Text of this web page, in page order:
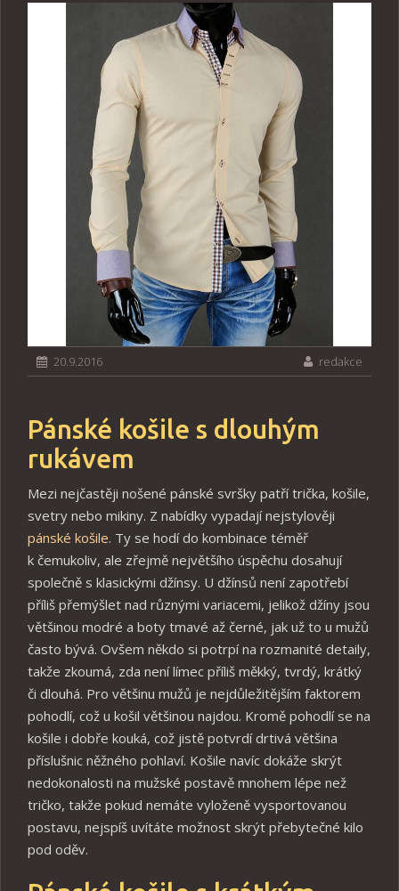
20.9.2016 redakce
Pánské košile s dlouhým
rukávem
Mezi nejčastěji nošené pánské svršky patří trička, košile,
svetry nebo mikiny. Z nabídky vypadají nejstylověji
pánské košile. Ty se hodí do kombinace téměř
k čemukoliv, ale zřejmě největšího úspěchu dosahují
společně s klasickými džínsy. U džínsů není zapotřebí
příliš přemýšlet nad různými variacemi, jelikož džíny jsou
většinou modré a boty tmavé až černé, jak už to u mužů
často bývá. Ovšem někdo si potrpí na rozmanité detaily,
takže zkoumá, zda není límec příliš měkký, tvrdý, krátký
či dlouhá. Pro většinu mužů je nejdůležitějším faktorem
pohodlí, což u košil většinou najdou. Kromě pohodlí se na
košile i dobře kouká, což jistě potvrdí drtivá většina
příslušnic něžného pohlaví. Košile navíc dokáže skrýt
nedokonalosti na mužské postavě mnohem lépe než
tričko, takže pokud nemáte vyloženě vysportovanou
postavu, nejspíš uvítáte možnost skrýt přebytečné kilo
pod oděv.